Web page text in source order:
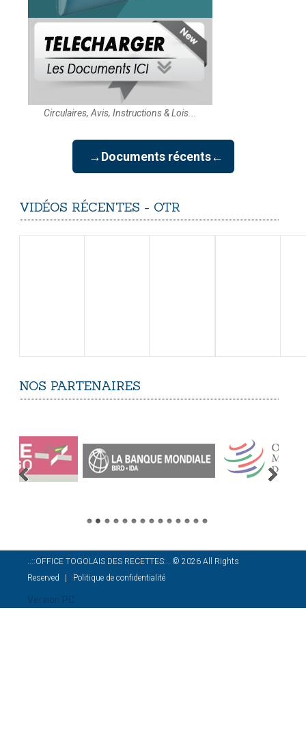
Circulaires, Avis, Instructions & Lois...
→Documents récents←
VIDÉOS RÉCENTES - OTR
NOS PARTENAIRES
..::OFFICE TOGOLAIS DES RECETTES:.. © 2026 All Rights
Reserved
Politique de confidentialité
Version PC